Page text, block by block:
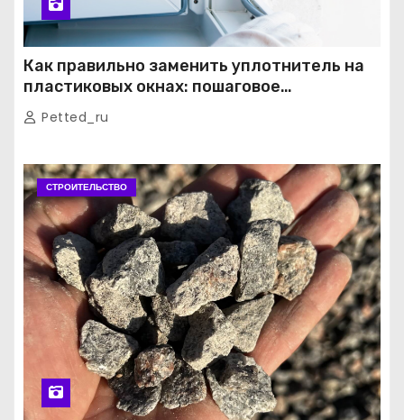
Как правильно заменить уплотнитель на
пластиковых окнах: пошаговое
руководство от экспертов
Petted_ru
СТРОИТЕЛЬСТВО